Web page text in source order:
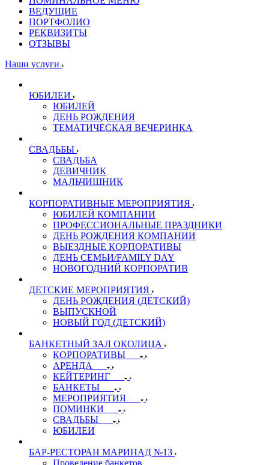
ВЕДУЩИЕ
ПОРТФОЛИО
РЕКВИЗИТЫ
ОТЗЫВЫ
Наши услуги
ЮБИЛЕИ
ЮБИЛЕЙ
ДЕНЬ РОЖДЕНИЯ
ТЕМАТИЧЕСКАЯ ВЕЧЕРИНКА
СВАДЬБЫ
СВАДЬБА
ДЕВИЧНИК
МАЛЬЧИШНИК
КОРПОРАТИВНЫЕ МЕРОПРИЯТИЯ
ЮБИЛЕЙ КОМПАНИИ
ПРОФЕССИОНАЛЬНЫЕ ПРАЗДНИКИ
ДЕНЬ РОЖДЕНИЯ КОМПАНИИ
ВЫЕЗДНЫЕ КОРПОРАТИВЫ
ДЕНЬ СЕМЬИ/FAMILY DAY
НОВОГОДНИЙ КОРПОРАТИВ
ДЕТСКИЕ МЕРОПРИЯТИЯ
ДЕНЬ РОЖДЕНИЯ (ДЕТСКИЙ)
ВЫПУСКНОЙ
НОВЫЙ ГОД (ДЕТСКИЙ)
БАНКЕТНЫЙ ЗАЛ ОКОЛИЦА
КОРПОРАТИВЫ
АРЕНДА
КЕЙТЕРИНГ
БАНКЕТЫ
МЕРОПРИЯТИЯ
ПОМИНКИ
СВАДЬБЫ
ЮБИЛЕИ
БАР-РЕСТОРАН МАРИНАД №13
Проведение банкетов